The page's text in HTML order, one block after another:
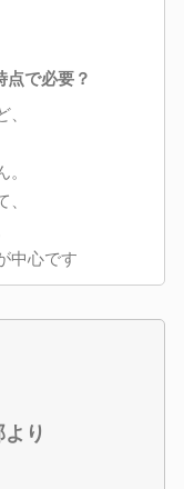
点で必要？
中心です
り